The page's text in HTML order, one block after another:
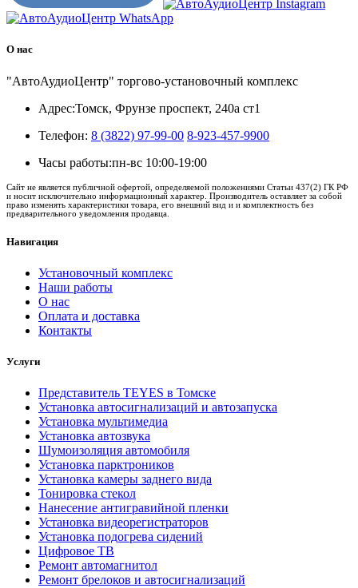
О нас
"АвтоАудиоЦентр" торгово-установочный комплекс
Адрес:Томск, Фрунзе проспект, 240а ст1
Телефон: 8 (3822) 97-99-00 8-923-457-9900
Часы работы:пн-вс 10:00-19:00
Сайт не является публичной офертой, определяемой положениями Статьи 437(2) ГК РФ
и носит исключительно информационный характер. Производитель оставляет за собой
право изменять характеристики товара, его внешний вид и и комплектность без
предварительного уведомления продавца.
Навигация
Установочный комплекс
Наши работы
О нас
Оплата и доставка
Контакты
Услуги
Представитель TEYES в Томске
Установка автосигнализаций и автозапуска
Установка мультимедиа
Установка автозвука
Шумоизоляция автомобиля
Установка парктроников
Установка камеры заднего вида
Тонировка стекол
Нанесение антигравийной пленки
Установка видеорегистраторов
Установка подогрева сидений
Цифровое ТВ
Ремонт автомагнитол
Ремонт брелоков и автосигнализаций